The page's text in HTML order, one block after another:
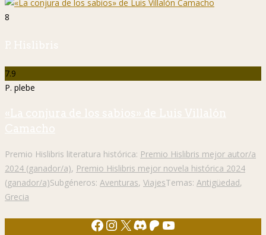
8
P. Hislibris
7.9
P. plebe
«La conjura de los sabios» de Luis Villalón
Camacho
Premio Hislibris literatura histórica: Premio Hislibris mejor autor/a
2024 (ganador/a), Premio Hislibris mejor novela histórica 2024
(ganador/a)Subgéneros: Aventuras, ViajesTemas: Antigüedad,
Grecia
Facebook
Instagram
X Discord
Patreon
YouTube